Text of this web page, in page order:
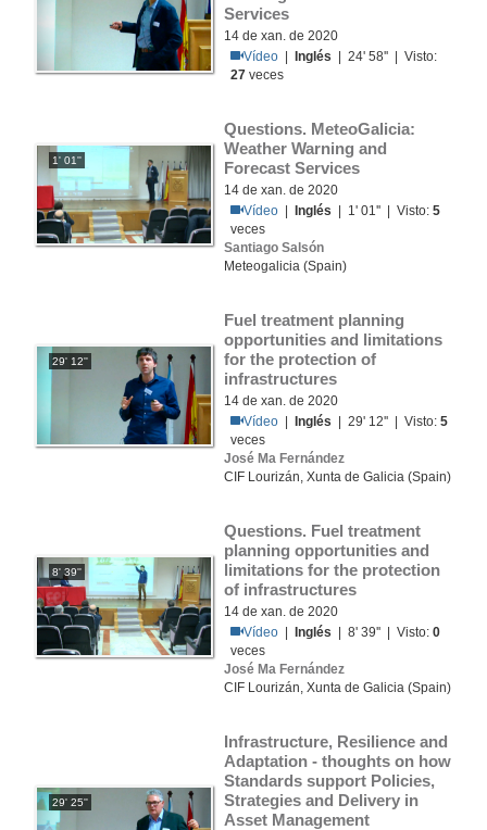
Services
14 de xan. de 2020
Vídeo
Inglés | 24' 58'' | Visto:
27 veces
1' 01''
Questions. MeteoGalicia:
Weather Warning and
Forecast Services
14 de xan. de 2020
Vídeo
Inglés | 1' 01'' | Visto:5
veces
Santiago Salsón
Meteogalicia (Spain)
29' 12''
Fuel treatment planning
opportunities and limitations
for the protection of
infrastructures
14 de xan. de 2020
Vídeo
Inglés | 29' 12'' | Visto:5
veces
José Ma Fernández
CIF Lourizán, Xunta de Galicia (Spain)
8' 39''
Questions. Fuel treatment
planning opportunities and
limitations for the protection
of infrastructures
14 de xan. de 2020
Vídeo
Inglés | 8' 39'' | Visto:0
veces
José Ma Fernández
CIF Lourizán, Xunta de Galicia (Spain)
29' 25''
Infrastructure, Resilience and
Adaptation - thoughts on how
Standards support Policies,
Strategies and Delivery in
Asset Management